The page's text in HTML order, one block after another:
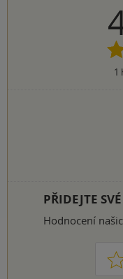
1
PŘIDEJTE
Hodnocení
1